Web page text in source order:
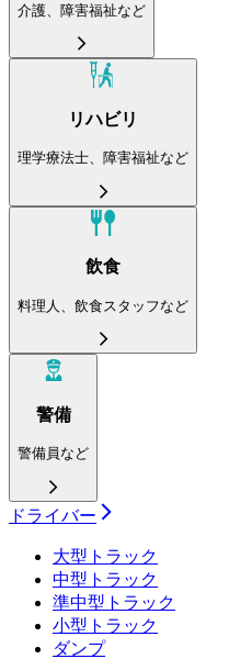
介護、障害福祉など
リハビリ
理学療法士、障害福祉など
飲食
料理人、飲食スタッフなど
警備
警備員など
ドライバー
大型トラック
中型トラック
準中型トラック
小型トラック
ダンプ